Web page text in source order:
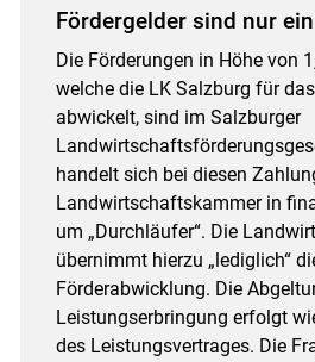
Fördergelder sind nur
Die Förderungen in Höhe von
welche die LK Salzburg für
abwickelt, sind im Salzburger
handelt sich bei diesen
Landwirtschaftskammer in
um „Durchläufer“. Die
übernimmt hierzu „lediglich“
Förderabwicklung. Die
Leistungserbringung erfolgt
des Leistungsvertrages. Die